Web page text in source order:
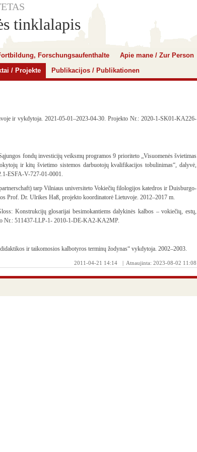
tinklalapis
Forschungsaufenthalte Apie mane / Zur Person
/ Projekte Publikacijos / Publikationen
ir vykdytoja. 2021-05-01–2023-04-30. Projekto Nr.: 2020-1-SK01-KA226-
fondų investicijų veiksmų programos 9 prioriteto „Visuomenės švietimas
ir kitų švietimo sistemos darbuotojų kvalifikacijos tobulinimas“, dalyvė,
ESFA-V-727-01-0001.
tarp Vilniaus universiteto Vokiečių filologijos katedros ir Duisburgo-
Prof. Dr. Ulrikes Haß, projekto koordinatorė Lietuvoje. 2012–2017 m.
Konstrukcijų glosarijai besimokantiems dalykinės kalbos – vokiečių, estų,
Nr.: 511437-LLP-1- 2010-1-DE-KA2-KA2MP.
ir taikomosios kalbotyros terminų žodynas“ vykdytoja. 2002–2003.
| Atnaujinta: 2023-08-02 11:08
2011-04-21 14:14